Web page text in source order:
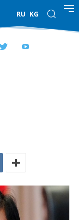
RU KG